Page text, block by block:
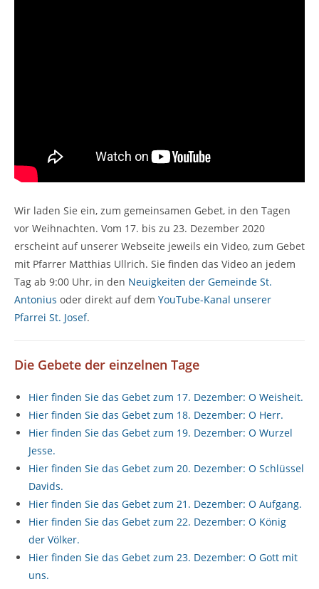
Wir laden Sie ein, zum gemeinsamen Gebet, in den Tagen
vor Weihnachten. Vom 17. bis zu 23. Dezember 2020
erscheint auf unserer Webseite jeweils ein Video, zum Gebet
mit Pfarrer Matthias Ullrich. Sie finden das Video an jedem
Tag ab 9:00 Uhr, in den Neuigkeiten der Gemeinde St.
Antonius oder direkt auf dem YouTube-Kanal unserer
Pfarrei St. Josef.
Die Gebete der einzelnen Tage
Hier finden Sie das Gebet zum 17. Dezember: O Weisheit.
Hier finden Sie das Gebet zum 18. Dezember: O Herr.
Hier finden Sie das Gebet zum 19. Dezember: O Wurzel
Jesse.
Hier finden Sie das Gebet zum 20. Dezember: O Schlüssel
Davids.
Hier finden Sie das Gebet zum 21. Dezember: O Aufgang.
Hier finden Sie das Gebet zum 22. Dezember: O König
der Völker.
Hier finden Sie das Gebet zum 23. Dezember: O Gott mit
uns.